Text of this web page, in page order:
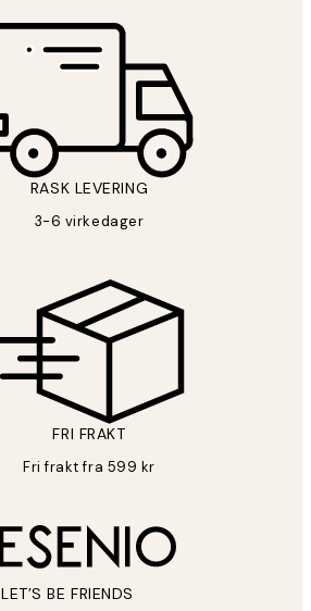
RASK LEVERING
3-6 virkedager
FRI FRAKT
Fri frakt fra 599 kr
LET’S BE FRIENDS